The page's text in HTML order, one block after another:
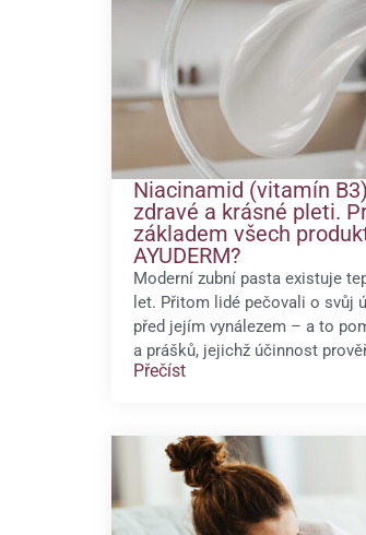
Niacinamid (vitamín
zdravé a krásné pleti.
základem všech
AYUDERM?
Moderní zubní pasta existuje
let. Přitom lidé pečovali o svůj
před jejím vynálezem – a to
a prášků, jejichž účinnost
Přečíst